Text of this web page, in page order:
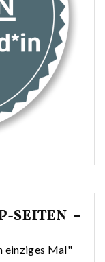
SEITEN
einziges Mal"